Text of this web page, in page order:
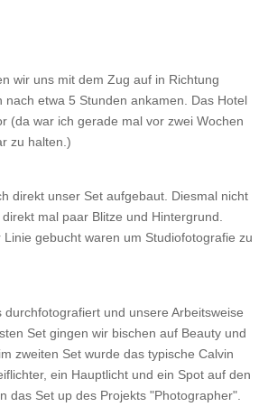
wir uns mit dem Zug auf in Richtung
nach etwa 5 Stunden ankamen. Das Hotel
(da war ich gerade mal vor zwei Wochen
zu halten.)
direkt unser Set aufgebaut. Diesmal nicht
mal paar Blitze und Hintergrund.
gebucht waren um Studiofotografie zu
und unsere Arbeitsweise
Set gingen wir bischen auf Beauty und
zweiten Set wurde das typische Calvin
ein Hauptlicht und ein Spot auf den
das Set up des Projekts "Photographer".